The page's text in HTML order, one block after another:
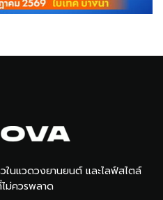
ในแวดวงยานยนต์ และไลฟ์สไตล์
ม่ควรพลาด